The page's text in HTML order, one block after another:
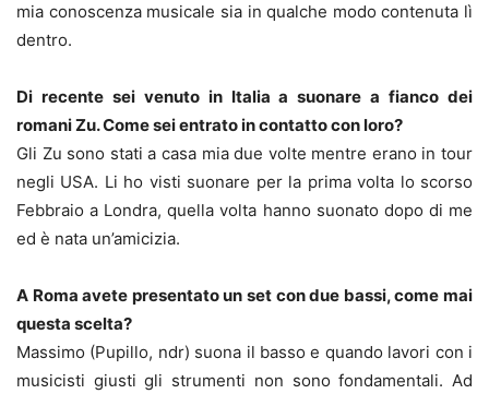
mia conoscenza musicale sia in qualche modo contenuta lì
dentro.
Di recente sei venuto in Italia a suonare a fianco dei
romani Zu. Come sei entrato in contatto con loro?
Gli Zu sono stati a casa mia due volte mentre erano in tour
negli USA. Li ho visti suonare per la prima volta lo scorso
Febbraio a Londra, quella volta hanno suonato dopo di me
ed è nata un’amicizia.
A Roma avete presentato un set con due bassi, come mai
questa scelta?
Massimo (Pupillo, ndr) suona il basso e quando lavori con i
musicisti giusti gli strumenti non sono fondamentali. Ad